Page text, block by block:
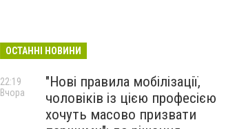
ОСТАННІ НОВИНИ
"Нові правила мобілізації,
чоловіків із цією професією
хочуть масово призвати
22:19
Вчора